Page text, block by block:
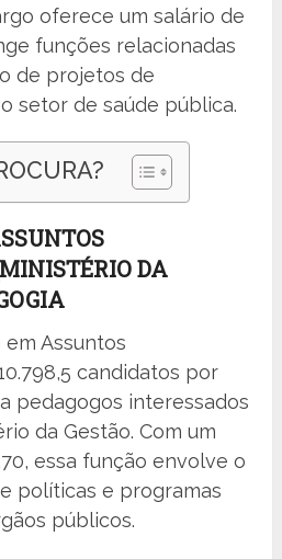
oferece um salário de
funções relacionadas
de projetos de
setor de saúde pública.
DA
Assuntos
candidatos por
pedagogos interessados
da Gestão. Com um
essa função envolve o
políticas e programas
públicos.